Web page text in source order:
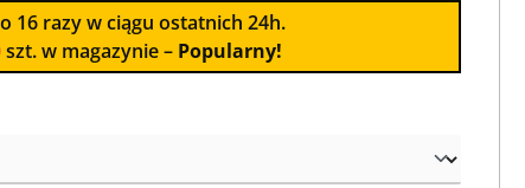
16razy w ciągu ostatnich 24h.
szt. w magazynie – Popularny!